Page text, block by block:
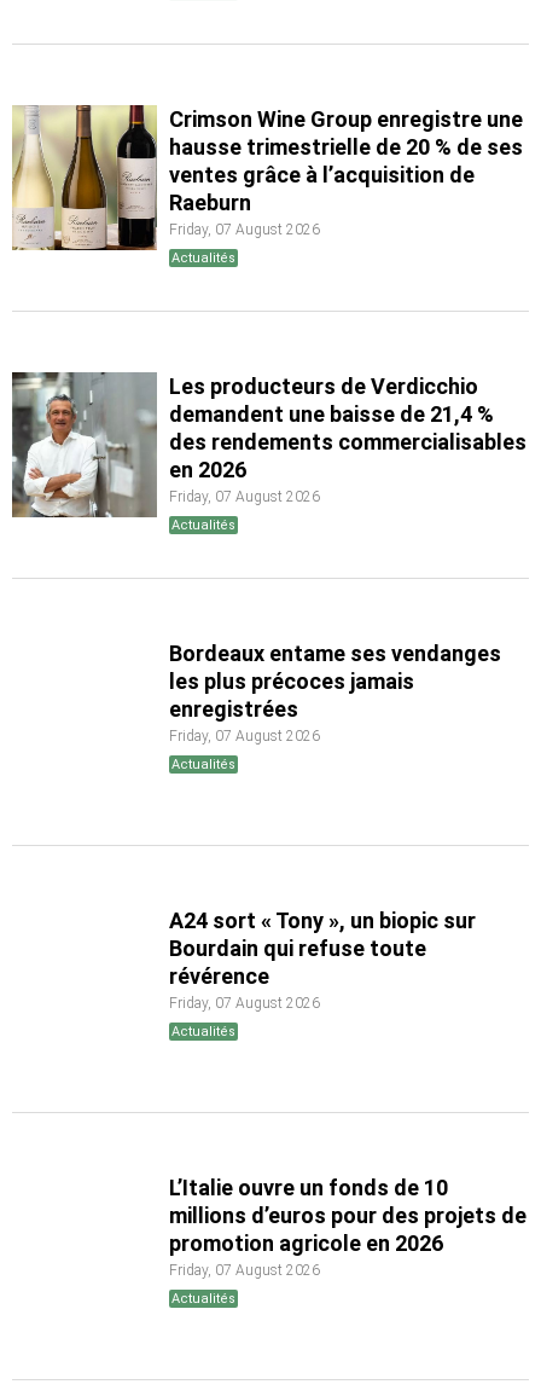
Crimson Wine Group enregistre une
hausse trimestrielle de 20 % de ses
ventes grâce à l’acquisition de
Raeburn
Friday, 07 August 2026
Actualités
Les producteurs de Verdicchio
demandent une baisse de 21,4 %
des rendements commercialisables
en 2026
Friday, 07 August 2026
Actualités
Bordeaux entame ses vendanges
les plus précoces jamais
enregistrées
Friday, 07 August 2026
Actualités
A24 sort « Tony », un biopic sur
Bourdain qui refuse toute
révérence
Friday, 07 August 2026
Actualités
L’Italie ouvre un fonds de 10
millions d’euros pour des projets de
promotion agricole en 2026
Friday, 07 August 2026
Actualités